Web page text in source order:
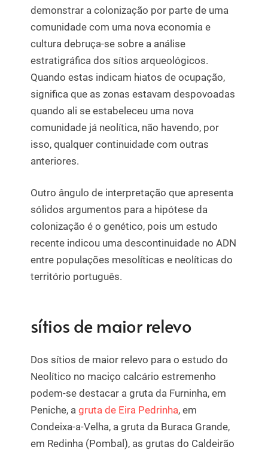
demonstrar a colonização por parte de uma
comunidade com uma nova economia e
cultura debruça-se sobre a análise
estratigráfica dos sítios arqueológicos.
Quando estas indicam hiatos de ocupação,
significa que as zonas estavam despovoadas
quando ali se estabeleceu uma nova
comunidade já neolítica, não havendo, por
isso, qualquer continuidade com outras
anteriores.
Outro ângulo de interpretação que apresenta
sólidos argumentos para a hipótese da
colonização é o genético, pois um estudo
recente indicou uma descontinuidade no ADN
entre populações mesolíticas e neolíticas do
território português.
sítios de maior relevo
Dos sítios de maior relevo para o estudo do
Neolítico no maciço calcário estremenho
podem-se destacar a gruta da Furninha, em
Peniche, a gruta de Eira Pedrinha, em
Condeixa-a-Velha, a gruta da Buraca Grande,
em Redinha (Pombal), as grutas do Caldeirão